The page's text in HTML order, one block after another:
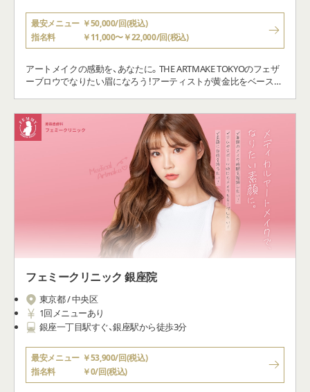
最安メニュー ￥50,000/回(税込)
指名料
￥11,000〜￥22,000/回(税込)
アートメイクの感動を、あなたに。THE ARTMAKE TOKYOのフェザ
ーブロウでなりたい眉になろう！アーティストが黄金比をベース
フェミークリニック 銀座院
東京都 / 中央区
1回メニューあり
銀座一丁目駅すぐ、銀座駅から徒歩3分
最安メニュー ￥53,900/回(税込)
指名料
￥0/回(税込)